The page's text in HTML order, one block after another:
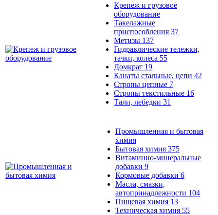
Крепеж и грузовое
оборудование
Такелажные
приспособления 37
Метизы 137
Гидравлические тележки,
тачки, колеса 55
Домкрат 19
Канаты стальные, цепи 42
Стропы цепные 7
Стропы текстильные 16
Тали, лебедки 31
Промышленная и бытовая
химия
Бытовая химия 375
Витаминно-минеральные
добавки 9
Кормовые добавки 6
Масла, смазки,
автопринадлежности 104
Пищевая химия 13
Техническая химия 55